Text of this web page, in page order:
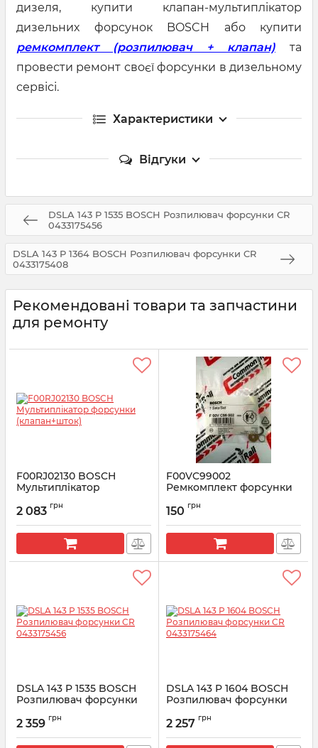
дизеля, купити клапан-мультиплікатор
дизельних форсунок BOSCH або купити
ремкомплект (розпилювач + клапан) та
провести ремонт своєї форсунки в дизельному
сервісі.
Характеристики
Відгуки
DSLA 143 P 1535 BOSCH Розпилювач форсунки CR
0433175456
DSLA 143 P 1364 BOSCH Розпилювач форсунки CR
0433175408
Рекомендовані товари та запчастини
для ремонту
F00RJ02130 BOSCH
Мультиплікатор
Артикул:
2 083 грн
F00VC99002
Ремкомплект форсунки
Артикул:
150 грн
DSLA 143 P 1535 BOSCH
Розпилювач форсунки
Артикул:
2 359 грн
DSLA 143 P 1604 BOSCH
Розпилювач форсунки
Артикул:
2 257 грн